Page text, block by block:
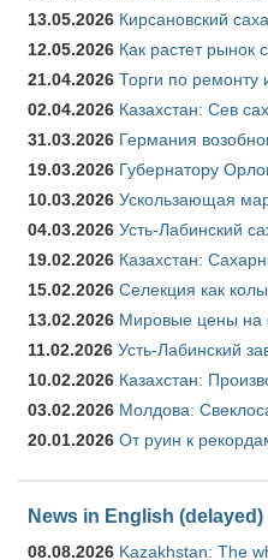
13.05.2026 Кирсановский
12.05.2026 Как растет рынок
21.04.2026 Торги по ремонту
02.04.2026 Казахстан: Сев
31.03.2026 Германия
19.03.2026 Губернатору
10.03.2026 Ускользающая
04.03.2026 Усть-Лабинский
19.02.2026 Казахстан:
15.02.2026 Селекция как
13.02.2026 Мировые цены на
11.02.2026 Усть-Лабинский
10.02.2026 Казахстан:
03.02.2026 Молдова:
20.01.2026 От руин к
News in English (delayed)
08.08.2026 Kazakhstan: The